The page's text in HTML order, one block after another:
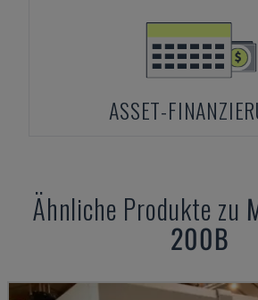
ASSET-
Ähnliche Produkte zu
200B